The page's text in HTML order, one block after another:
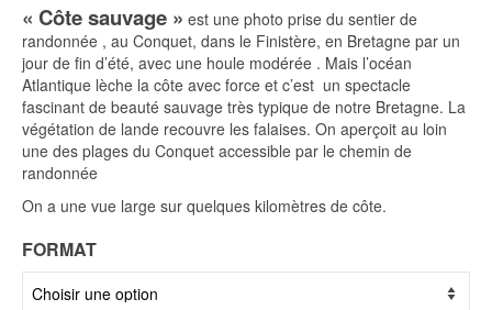
prix :
30.00€
à
60.00€
« Côte sauvage » est une photo prise du sentier de
randonnée , au Conquet, dans le Finistère, en Bretagne par un
jour de fin d’été, avec une houle modérée . Mais l’océan
Atlantique lèche la côte avec force et c’est un spectacle
fascinant de beauté sauvage très typique de notre Bretagne. La
végétation de lande recouvre les falaises. On aperçoit au loin
une des plages du Conquet accessible par le chemin de
randonnée
On a une vue large sur quelques kilomètres de côte.
FORMAT